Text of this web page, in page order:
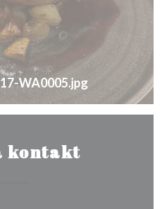
WA0005.jpg
kontakt